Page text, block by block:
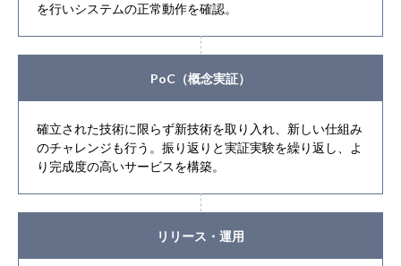
を行いシステムの正常動作を確認。
PoC（概念実証）
確立された技術に限らず新技術を取り入れ、新しい仕組み
のチャレンジも行う。振り返りと実証実験を繰り返し、よ
り完成度の高いサービスを構築。
リリース・運用